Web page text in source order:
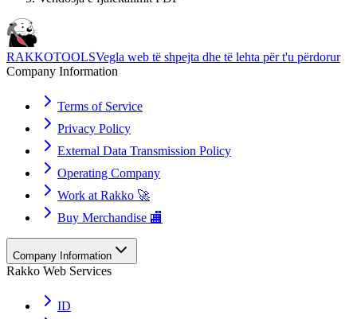
RAKKOTOOLSVegla web të shpejta dhe të lehta për t'u përdorur
Company Information
Terms of Service
Privacy Policy
External Data Transmission Policy
Operating Company
Work at Rakko 🚀
Buy Merchandise 🏬
Company Information
Rakko Web Services
ID